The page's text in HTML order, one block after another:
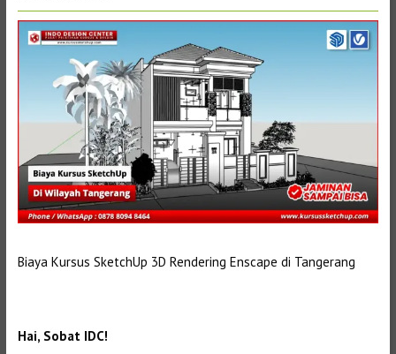
Biaya Kursus SketchUp 3D Rendering Enscape di Tangerang
Hai, Sobat IDC!